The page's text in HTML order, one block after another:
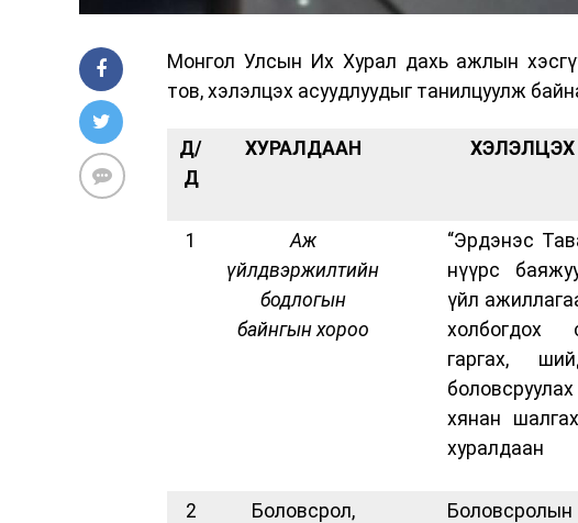
Монгол Улсын Их Хурал дахь ажлын
тов, хэлэлцэх асуудлуудыг танилцуулж
Д/
Д
ХУРАЛДААН
1
Аж
үйлдвэржилтийн
бодлогын
байнгын хороо
“Эрдэнэс
нүүрс
үйл
холбогдох
гаргах,
хянан
хуралдаан
2
Боловсрол,
Боловсролын